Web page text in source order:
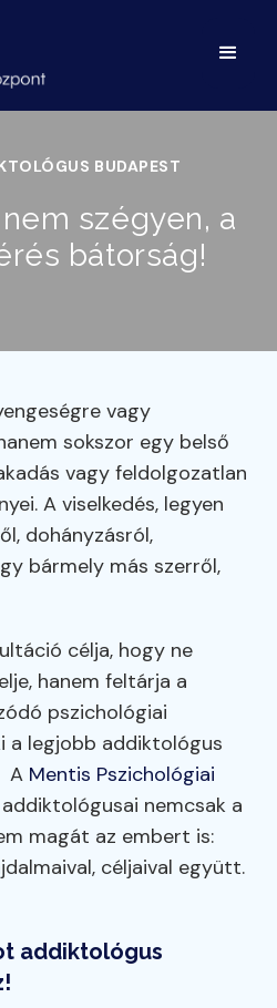
BUDAPEST
szégyen, a
bátorság!
vagy
sokszor egy belső
vagy feldolgozatlan
A viselkedés, legyen
dohányzásról,
bármely más szerről,
célja, hogy ne
hanem feltárja a
pszichológiai
a legjobb addiktológus
A Mentis Pszichológiai
nemcsak a
magát az embert is:
céljaival együtt.
addiktológus